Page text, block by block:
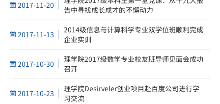
2017-11-20
告中寻找成长成才的不懈动力
2017-11-13
2014级信息与计算科学专业双学位班顺利完成
企业实训
2017-10-30
理学院2017级数学专业校友班导师见面会成功
召开
2017-10-23
理学院Desirveler创业项目赴百度公司进行学
习交流